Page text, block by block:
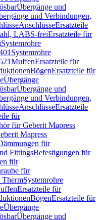
Übergänge und
und Verbindungen,
AnschlüsseErsatzteile
LABS-freiErsatzteile für
Systemrohre
Systemrohre
MuffenErsatzteile für
BögenErsatzteile für
Übergänge
Übergänge und
und Verbindungen,
AnschlüsseErsatzteile
für
für Geberit Mapress
Mapress
für
FittingsBefestigungen für
für
für
ThermSystemrohre
Ersatzteile für
BögenErsatzteile für
Übergänge
Übergänge und